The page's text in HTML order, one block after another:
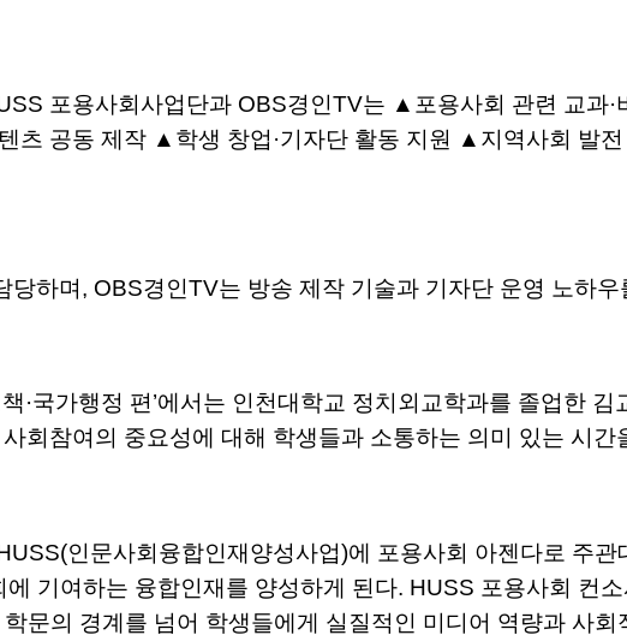
포용사회사업단과 OBS경인TV는 ▲포용사회 관련 교과
츠 공동 제작 ▲학생 창업·기자단 활동 지원 ▲지역사회 발
하며, OBS경인TV는 방송 제작 기술과 기자단 운영 노하우
·국가행정 편’에서는 인천대학교 정치외교학과를 졸업한
회참여의 중요성에 대해 학생들과 소통하는 의미 있는 시간
인문사회융합인재양성사업)에 포용사회 아젠다로 주관
기여하는 융합인재를 양성하게 된다. HUSS 포용사회 컨
문의 경계를 넘어 학생들에게 실질적인 미디어 역량과 사